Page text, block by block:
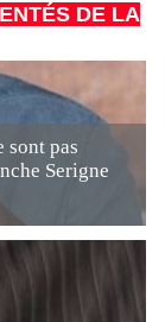
DE LA
sont pas
Serigne